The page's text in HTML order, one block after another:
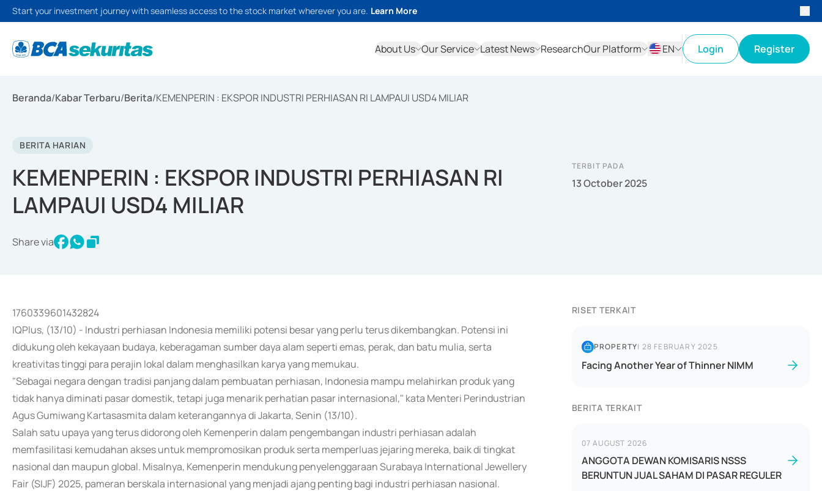
Start your investment journey with seamless access to the stock market wherever you are. Learn More
About Us Our Service Latest News ResearchOur Platform
EN
Login Register
Beranda/Kabar Terbaru/Berita/KEMENPERIN : EKSPOR INDUSTRI PERHIASAN RI LAMPAUI USD4 MILIAR
BERITA HARIAN
KEMENPERIN : EKSPOR INDUSTRI PERHIASAN RI
LAMPAUI USD4 MILIAR
Share via
TERBIT PADA
13 October 2025
1760339601432824
IQPlus, (13/10) - Industri perhiasan Indonesia memiliki potensi besar yang perlu terus dikembangkan. Potensi ini
didukung oleh kekayaan budaya, keberagaman sumber daya alam seperti emas, perak, dan batu mulia, serta
kreativitas tinggi para perajin lokal dalam menghasilkan karya yang memukau.
"Sebagai negara dengan tradisi panjang dalam pembuatan perhiasan, Indonesia mampu melahirkan produk yang
tidak hanya diminati pasar domestik, tetapi juga menarik perhatian pasar internasional," kata Menteri Perindustrian
Agus Gumiwang Kartasasmita dalam keterangannya di Jakarta, Senin (13/10).
Salah satu upaya yang terus didorong oleh Kemenperin dalam pengembangan industri perhiasan adalah
memfasilitasi kemudahan akses untuk mempromosikan produk serta memperluas jejaring mereka, baik di tingkat
nasional dan maupun global. Misalnya, Kemenperin mendukung penyelenggaraan Surabaya International Jewellery
Fair (SIJF) 2025, pameran berskala internasional yang menjadi ajang penting bagi industri perhiasan nasional.
RISET TERKAIT
PROPERTY| 28 FEBRUARY 2025
Facing Another Year of Thinner NIMM
BERITA TERKAIT
07 AUGUST 2026
ANGGOTA DEWAN KOMISARIS NSSS
BERUNTUN JUAL SAHAM DI PASAR REGULER